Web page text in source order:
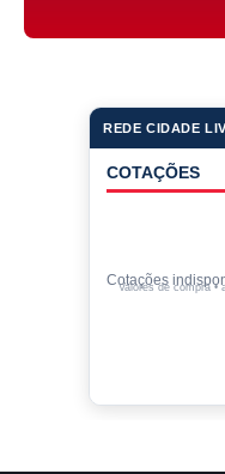
REDE CIDADE
COTAÇÕES
Cotações
Valores de compra •